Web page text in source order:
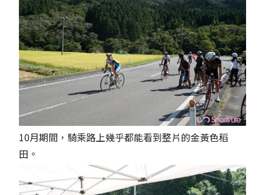
10月期間，騎乘路上幾乎都能看到整片的金黃色稻
田。